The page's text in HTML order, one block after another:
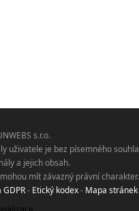
s.r.o.
je bez písemného
a jejich obsah.
mít závazný právní charakter.
- Etický kodex- Mapa stránek